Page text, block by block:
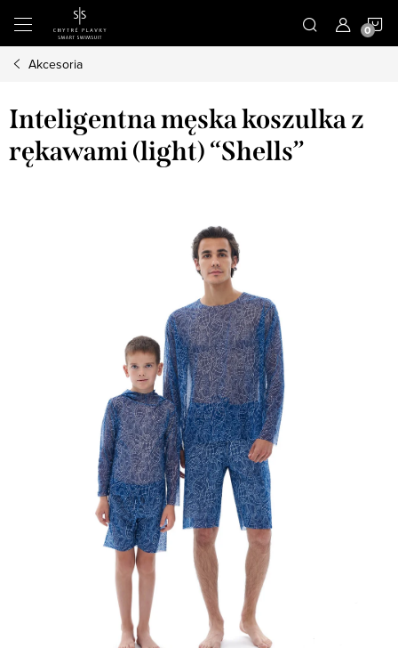
treści
Akcesoria
Inteligentna męska koszulka z
rękawami (light) “Shells”